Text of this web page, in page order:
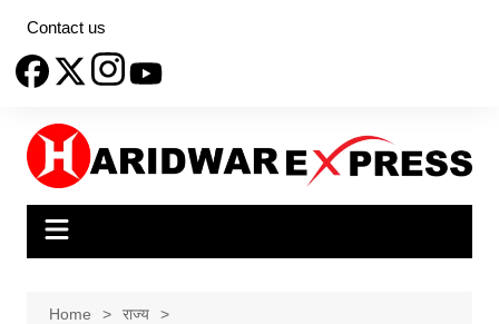
content
Contact us
Home
राज्य